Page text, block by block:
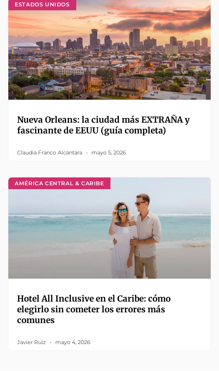
ESTADOS UNIDOS
Nueva Orleans: la ciudad más EXTRAÑA y
fascinante de EEUU (guía completa)
Claudia Franco Alcántara mayo 5, 2026
AMÉRICA CENTRAL & CARIBE
Hotel All Inclusive en el Caribe: cómo
elegirlo sin cometer los errores más
comunes
Javier Ruiz mayo 4, 2026